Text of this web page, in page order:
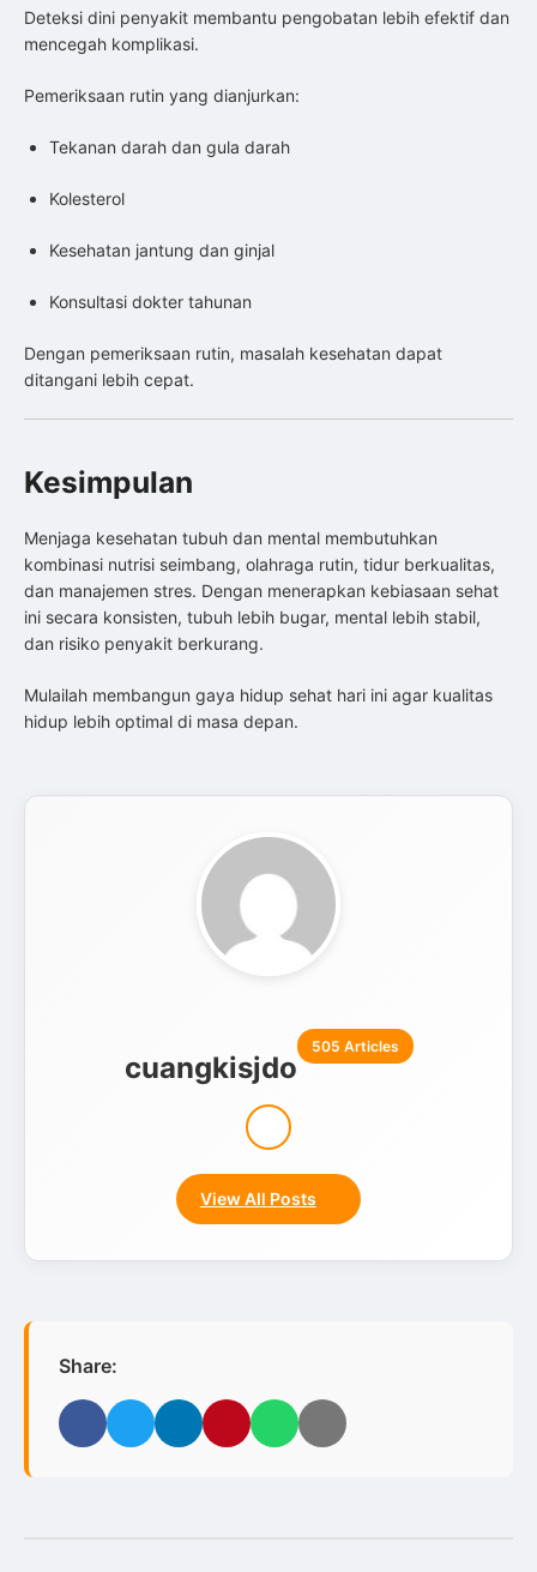
Deteksi dini penyakit membantu pengobatan lebih efektif dan
mencegah komplikasi.
Pemeriksaan rutin yang dianjurkan:
Tekanan darah dan gula darah
Kolesterol
Kesehatan jantung dan ginjal
Konsultasi dokter tahunan
Dengan pemeriksaan rutin, masalah kesehatan dapat
ditangani lebih cepat.
Kesimpulan
Menjaga kesehatan tubuh dan mental membutuhkan
kombinasi nutrisi seimbang, olahraga rutin, tidur berkualitas,
dan manajemen stres. Dengan menerapkan kebiasaan sehat
ini secara konsisten, tubuh lebih bugar, mental lebih stabil,
dan risiko penyakit berkurang.
Mulailah membangun gaya hidup sehat hari ini agar kualitas
hidup lebih optimal di masa depan.
cuangkisjdo
505 Articles
View All Posts
Share:
Facebook
Twitter LinkedInPinterestWhatsApp
Email